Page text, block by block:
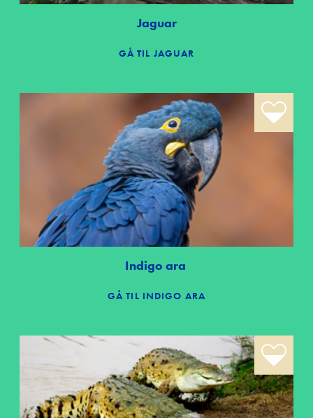
Jaguar
GÅ TIL JAGUAR
Indigo ara
GÅ TIL INDIGO ARA